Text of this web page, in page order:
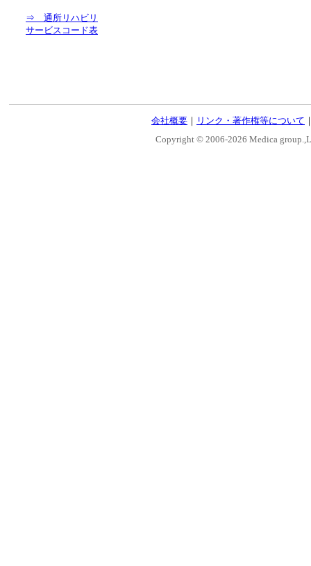
⇒ 通所リハビリ
サービスコード表
会社概要 ｜ リンク・著作権等について
Copyright © 2006-2026 Medica